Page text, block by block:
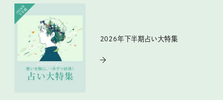
2026年下半期占い大特集